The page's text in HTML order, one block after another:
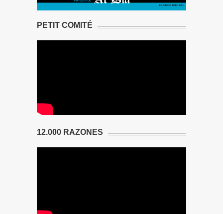
PETIT COMITÉ
12.000 RAZONES